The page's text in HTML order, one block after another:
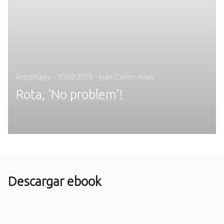
Reportajes - Posted
30.09.2018 - Juan-Carlos Arias
Rota, ‘No problem’!
Descargar ebook